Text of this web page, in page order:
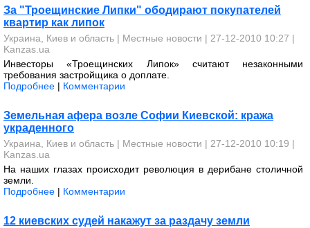
За "Троещинские Липки" ободирают покупателей
квартир как липок
Украина, Киев и область | Местные новости | 27-12-2010 10:27 |
Kanzas.ua
Инвесторы «Троещинских Липок» считают незаконными
требования застройщика о доплате.
Подробнее | Комментарии
Земельная афера возле Софии Киевской: кража
украденного
Украина, Киев и область | Местные новости | 27-12-2010 10:19 |
Kanzas.ua
На наших глазах происходит революция в дерибане столичной
земли.
Подробнее | Комментарии
12 киевских судей накажут за раздачу земли